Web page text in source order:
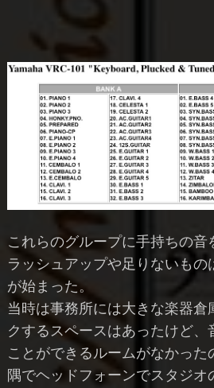
これらのグループに手持ちの音
ラッシュアップや足りないもの
が始まった。
当時は事務所には大きな楽器倉
クするスペースはあったけど、
ことができるルームがなかった
隅でヘッドフォーンでスタジオ